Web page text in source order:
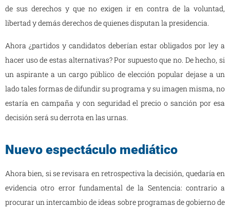
de sus derechos y que no exigen ir en contra de la voluntad,
libertad y demás derechos de quienes disputan la presidencia.
Ahora ¿partidos y candidatos deberían estar obligados por ley a
hacer uso de estas alternativas? Por supuesto que no. De hecho, si
un aspirante a un cargo público de elección popular dejase a un
lado tales formas de difundir su programa y su imagen misma, no
estaría en campaña y con seguridad el precio o sanción por esa
decisión será su derrota en las urnas.
Nuevo espectáculo mediático
Ahora bien, si se revisara en retrospectiva la decisión, quedaría en
evidencia otro error fundamental de la Sentencia: contrario a
procurar un intercambio de ideas sobre programas de gobierno de